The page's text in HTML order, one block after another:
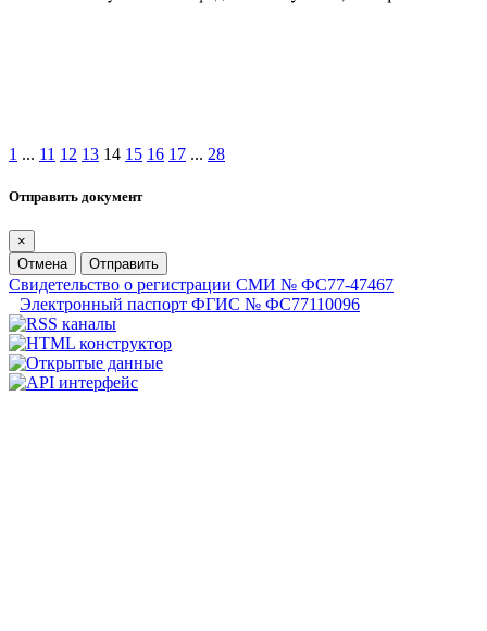
1 ... 11 12 13 14 15 16 17 ... 28
Отправить документ
×
Отмена
Отправить
Свидетельство о регистрации СМИ № ФС77-47467
Электронный паспорт ФГИС № ФС77110096